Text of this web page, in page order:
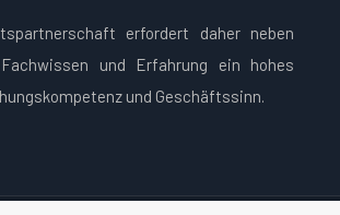
erfordert daher neben
und Erfahrung ein hohes
und Geschäftssinn.